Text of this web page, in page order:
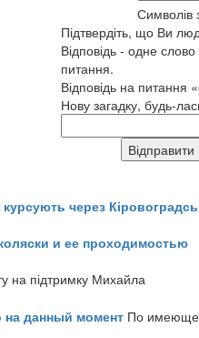
Символів
Підтвердіть, що Ви
Відповідь - одне
питання.
Відповідь на питання
Нову загадку, будь-
через
и ее проходимостью
на підтримку Михайла
на данный момент По